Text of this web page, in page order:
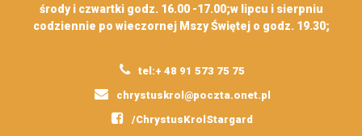
środy i czwartki godz. 16.00 -17.00;w lipcu i sierpniu
codziennie po wieczornej Mszy Świętej o godz. 19.30;
tel:+ 48 91 573 75 75
chrystuskrol@poczta.onet.pl
/ChrystusKrolStargard